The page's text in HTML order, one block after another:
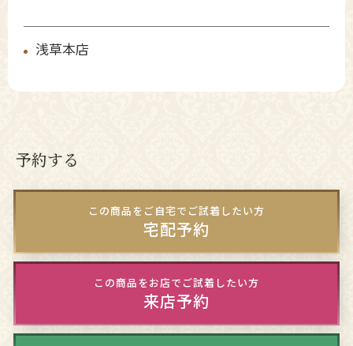
浅草本店
予約する
この商品をご自宅でご試着したい方
宅配予約
この商品をお店でご試着したい方
来店予約